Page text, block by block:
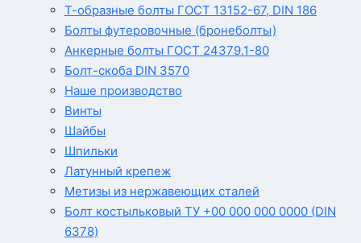
Т-образные болты ГОСТ 13152-67, DIN 186
Болты футеровочные (бронеболты)
Анкерные болты ГОСТ 24379.1-80
Болт-скоба DIN 3570
Наше производство
Винты
Шайбы
Шпильки
Латунный крепеж
Метизы из нержавеющих сталей
Болт костыльковый ТУ +00 000 000 0000 (DIN
6378)